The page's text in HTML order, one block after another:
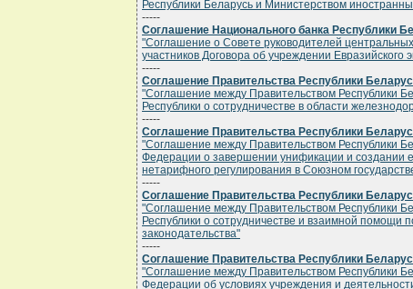
Республики Беларусь и Министерством
-----
Соглашение Национального банка Республики
"Соглашение о Совете руководителей
участников Договора об учреждении Евразийского
-----
Соглашение Правительства Республики
"Соглашение между Правительством Республики
Республики о сотрудничестве в области
-----
Соглашение Правительства Республики
"Соглашение между Правительством Республики
Федерации о завершении унификации и создании
нетарифного регулирования в Союзном
-----
Соглашение Правительства Республики
"Соглашение между Правительством Республики
Республики о сотрудничестве и взаимной помощи
законодательства"
-----
Соглашение Правительства Республики
"Соглашение между Правительством Республики
Федерации об условиях учреждения и